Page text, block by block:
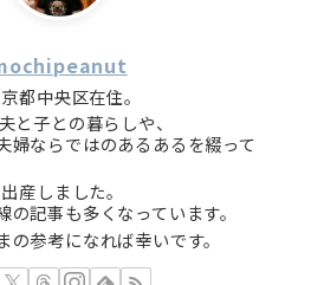
都中央区在住。
と子との暮らしや、
婦ならではのあるあるを綴って
産しました。
記事も多くなっています。
参考になれば幸いです。